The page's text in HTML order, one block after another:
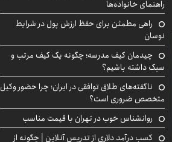
راهنمای خانواده‌ها
راهی مطمئن برای حفظ ارزش پول در شرایط
نوسان
چیدمان کیف مدرسه؛ چگونه یک کیف مرتب و
سبک داشته باشیم؟
ناگفته‌های طلاق توافقی در ایران؛ چرا حضور وکیل
متخصص ضروری است؟
روانشناس خوب در تهران با قیمت مناسب
کسب درآمد دلاری از تدریس آنلاین | چگونه از